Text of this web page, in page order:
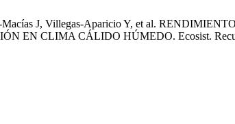
Macías J, Villegas-Aparicio Y, et al.
EN CLIMA CÁLIDO HÚMEDO. Ecosist.